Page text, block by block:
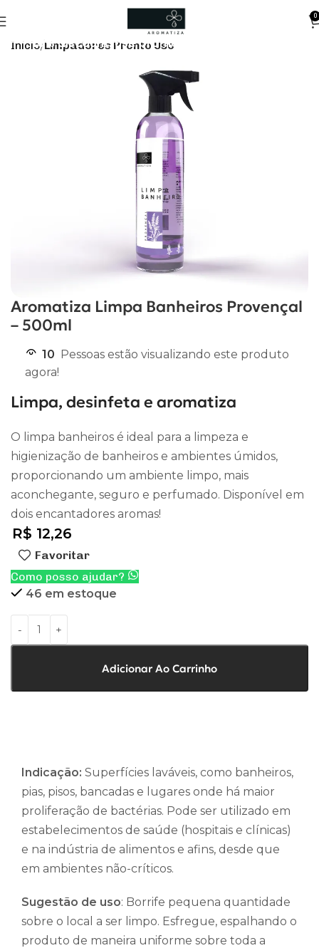
0
10% discount, use promo code: WDPILLS23
Início Limpadores Pronto Uso
Aromatiza Limpa Banheiros Provençal
– 500ml
10 Pessoas estão visualizando este produto
agora!
Limpa, desinfeta e aromatiza
O limpa banheiros é ideal para a limpeza e
higienização de banheiros e ambientes úmidos,
proporcionando um ambiente limpo, mais
aconchegante, seguro e perfumado. Disponível em
dois encantadores aromas!
R$ 12,26
Favoritar
Como posso ajudar?
46 em estoque
Adicionar Ao Carrinho
Indicação: Superfícies laváveis, como banheiros,
pias, pisos, bancadas e lugares onde há maior
proliferação de bactérias. Pode ser utilizado em
estabelecimentos de saúde (hospitais e clínicas)
e na indústria de alimentos e afins, desde que
em ambientes não-críticos.
Sugestão de uso: Borrife pequena quantidade
sobre o local a ser limpo. Esfregue, espalhando o
produto de maneira uniforme sobre toda a